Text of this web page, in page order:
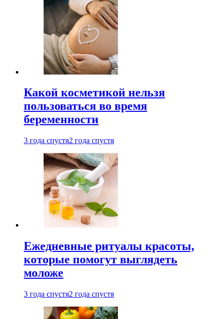
Какой косметикой нельзя
пользоваться во время
беременности
3 года спустя2 года спустя
Ежедневные ритуалы красоты,
которые помогут выглядеть
моложе
3 года спустя2 года спустя